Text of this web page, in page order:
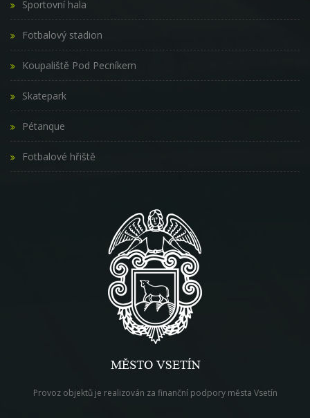
Sportovní hala
Fotbalový stadion
Koupaliště Pod Pecníkem
Skatepark
Pétanque
Fotbalové hřiště
Provoz objektů je realizován za finanční podpory města Vsetín